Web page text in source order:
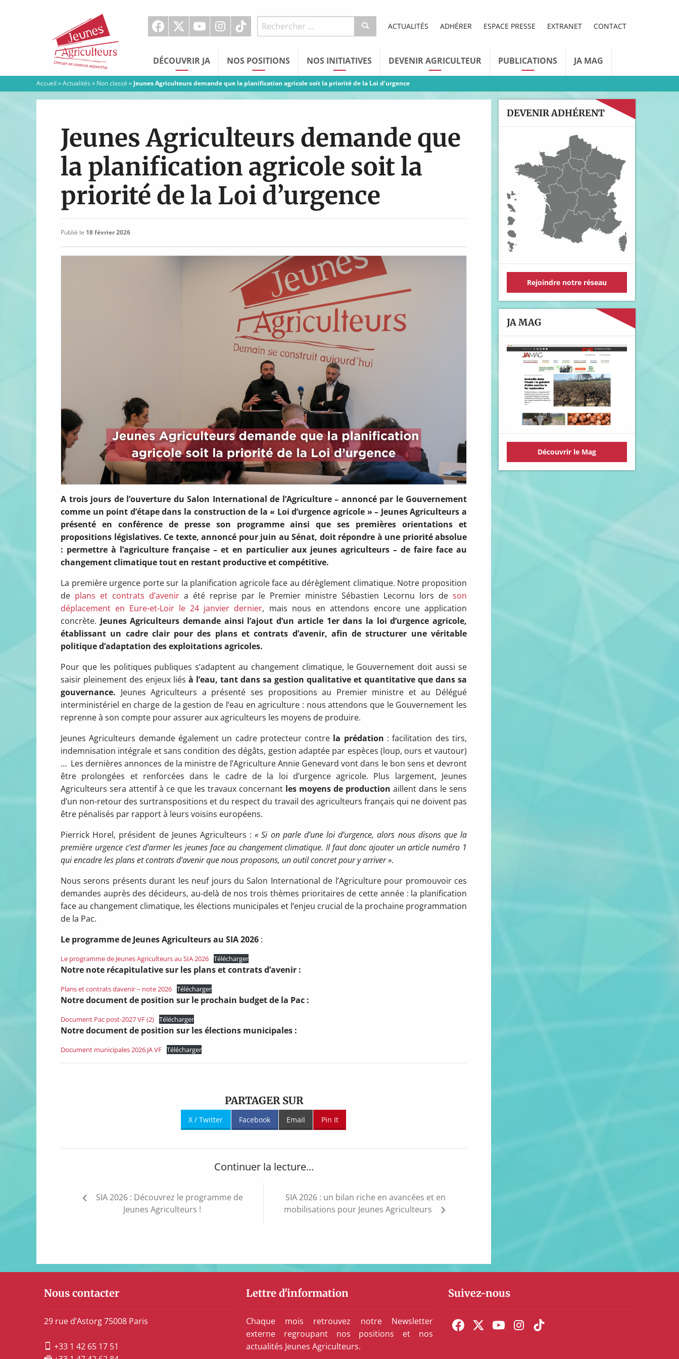
Agriculteurs
ACTUALITÉS ADHÉRER ESPACE PRESSE EXTRANET CONTACT
DÉCOUVRIR JA NOS POSITIONS NOS INITIATIVES DEVENIR AGRICULTEUR PUBLICATIONS JA MAG
Accueil »Actualités» Non classé » Jeunes Agriculteurs demande que la planification agricole soit la priorité de la Loi d’urgence
Jeunes Agriculteurs demande que
la planification agricole soit la
priorité de la Loi d’urgence
Publié le 18 février 2026
A trois jours de l’ouverture du Salon International de l’Agriculture – annoncé par le Gouvernement
comme un point d’étape dans la construction de la « Loi d’urgence agricole » – Jeunes Agriculteurs a
présenté en conférence de presse son programme ainsi que ses premières orientations et
propositions législatives. Ce texte, annoncé pour juin au Sénat, doit répondre à une priorité absolue
: permettre à l’agriculture française – et en particulier aux jeunes agriculteurs – de faire face au
changement climatique tout en restant productive et compétitive.
La première urgence porte sur la planification agricole face au dérèglement climatique. Notre proposition
de plans et contrats d’avenira été reprise par le Premier ministre Sébastien Lecornu lors de son
déplacement en Eure-et-Loir le 24 janvier dernier, mais nous en attendons encore une application
concrète. Jeunes Agriculteurs demande ainsi l’ajout d’un article 1er dans la loi d’urgence agricole,
établissant un cadreclair pour des plans et contrats d’avenir, afin de structurer une véritable
politique d’adaptation des exploitations agricoles.
Pour que les politiques publiques s’adaptent au changement climatique, le Gouvernement doit aussi se
saisir pleinement des enjeux liés à l’eau, tant dans sa gestion qualitative et quantitative que dans sa
gouvernance. Jeunes Agriculteurs a présenté ses propositions au Premier ministre et au Délégué
interministériel en charge de la gestion de l’eau en agriculture : nous attendons que le Gouvernement les
reprenne à son compte pour assurer aux agriculteurs les moyens de produire.
Jeunes Agriculteurs demande également un cadre protecteur contre la prédation : facilitation des tirs,
indemnisation intégrale et sans condition des dégâts, gestion adaptée par espèces (loup, ours et vautour)
… Les dernières annonces de la ministre de l’Agriculture Annie Genevard vont dans le bon sens et devront
être prolongées et renforcées dans le cadre de la loi d’urgence agricole. Plus largement, Jeunes
Agriculteurs sera attentif à ce que les travaux concernant les moyens de production aillent dans le sens
d’un non-retour des surtranspositions et du respect du travail des agriculteurs français qui ne doivent pas
être pénalisés par rapport à leurs voisins européens.
Pierrick Horel, président de Jeunes Agriculteurs :« Si on parle d’une loi d’urgence, alors nous disons que la
première urgence c’est d’armer les jeunes face au changement climatique. Il faut donc ajouter un article numéro 1
qui encadre les plans et contrats d’avenir que nous proposons, un outil concret pour y arriver ».
Nous serons présents durant les neuf jours du Salon International de l’Agriculture pour promouvoir ces
demandes auprès des décideurs, au-delà de nos trois thèmes prioritaires de cette année : la planification
face au changement climatique, les élections municipales et l’enjeu crucial de la prochaine programmation
de la Pac.
Le programme de Jeunes Agriculteurs au SIA 2026 :
Le programme de Jeunes Agriculteurs au SIA 2026 Télécharger
Notre note récapitulative sur les plans et contrats d’avenir :
Plans et contrats davenir – note 2026 Télécharger
Notre document de position sur le prochain budget de la Pac :
Document Pac post-2027 VF (2) Télécharger
Notre document de position sur les élections municipales :
Document municipales 2026 JA VF Télécharger
PARTAGER SUR
X / Twitter Facebook Email Pin It
Continuer la lecture...
Navigation
SIA 2026 : Découvrez le programme de
Jeunes Agriculteurs !
SIA 2026 : un bilan riche en avancées et en
mobilisations pour Jeunes Agriculteurs
DEVENIR ADHÉRENT
Rejoindre notre réseau
JA MAG
Découvrir le Mag
Nous contacter
29 rue d’Astorg 75008 Paris
+33 1 42 65 17 51
Lettre d'information
Chaque mois retrouvez notre Newsletter
externe regroupant nos positions et nos
actualités Jeunes Agriculteurs.
Suivez-nous